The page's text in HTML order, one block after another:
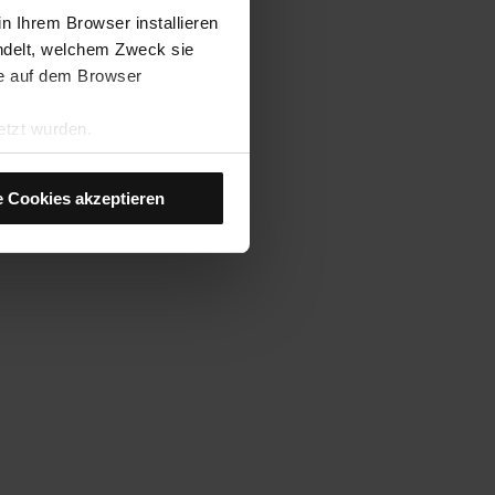
Ihrem Browser installieren
welchem Zweck sie
auf dem Browser
wurden.
Cookies in Ihrem Browser.
Installation dieser Art von
Danach werden nur noch
akzeptieren, können
Cookies akzeptieren